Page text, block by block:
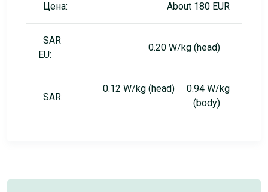
Цена: About 180 EUR
SAR
EU:
0.20 W/kg (head)
SAR:
0.12 W/kg (head) 0.94 W/kg
(body)